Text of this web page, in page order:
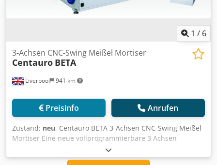
1 / 6
Liverpool 941 km
3-Achsen CNC-Swing Meißel Mortiser
Centauro BETA
Preisinfo Anrufen
Zustand: neu, Centauro BETA 3-Achsen CNC-Swing Meißel
Mortiser Eine neue vollprogrammierbare 3 Achsen
horizontale CNC-Schaukel Meißel Mortiser für allgemeine
Schreinerei und Möbel Produktion geeignet. Durch eine